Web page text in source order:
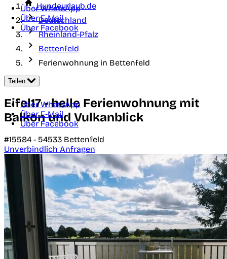
Über WhatsApp
Über E-Mail
Über Facebook
Hundeurlaub.de
Deutschland
Rheinland-Pfalz
Bettenfeld
Ferienwohnung in Bettenfeld
Teilen
Über WhatsApp
Über E-Mail
Über Facebook
Eifel17 - helle Ferienwohnung mit
Balkon und Vulkanblick
#15584 - 54533 Bettenfeld
Unverbindlich Anfragen